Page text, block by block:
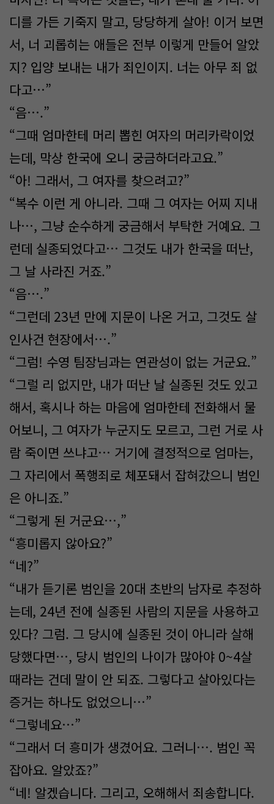
디를 가든 기죽지 말고, 당당하게 살아! 이거 보면
서, 너 괴롭히는 애들은 전부 이렇게 만들어 알았
지? 입양 보내는 내가 죄인이지. 너는 아무 죄 없
다고…”
“음….”
“그때 엄마한테 머리 뽑힌 여자의 머리카락이었
는데, 막상 한국에 오니 궁금하더라고요.”
“아! 그래서, 그 여자를 찾으려고?”
“복수 이런 게 아니라. 그때 그 여자는 어찌 지내
나…, 그냥 순수하게 궁금해서 부탁한 거예요. 그
런데 실종되었다고… 그것도 내가 한국을 떠난,
그 날 사라진 거죠.”
“음….”
“그런데 23년 만에 지문이 나온 거고, 그것도 살
인사건 현장에서….”
“그럼! 수영 팀장님과는 연관성이 없는 거군요.”
“그럴 리 없지만, 내가 떠난 날 실종된 것도 있고
해서, 혹시나 하는 마음에 엄마한테 전화해서 물
어보니, 그 여자가 누군지도 모르고, 그런 거로 사
람 죽이면 쓰냐고… 거기에 결정적으로 엄마는,
그 자리에서 폭행죄로 체포돼서 잡혀갔으니 범인
은 아니죠.”
“그렇게 된 거군요…,”
“흥미롭지 않아요?”
“네?”
“내가 듣기론 범인을 20대 초반의 남자로 추정하
는데, 24년 전에 실종된 사람의 지문을 사용하고
있다? 그럼. 그 당시에 실종된 것이 아니라 살해
당했다면…, 당시 범인의 나이가 많아야 0~4살
때라는 건데 말이 안 되죠. 그렇다고 살아있다는
증거는 하나도 없었으니…”
“그렇네요…”
“그래서 더 흥미가 생겼어요. 그러니…. 범인 꼭
잡아요. 알았죠?”
“네! 알겠습니다. 그리고, 오해해서 죄송합니다.